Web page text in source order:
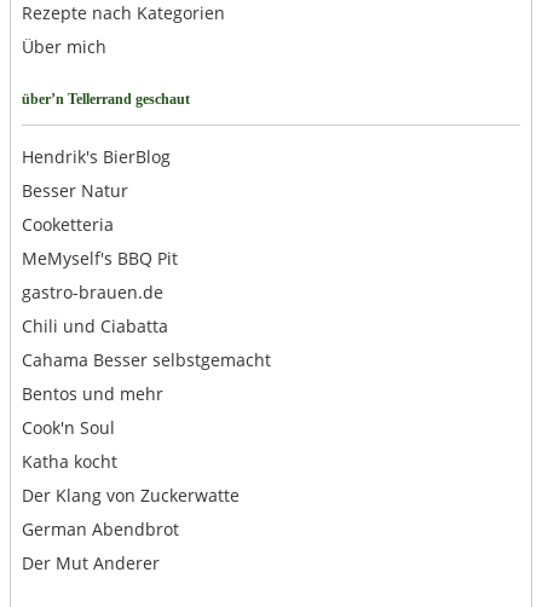
Rezepte nach Kategorien
Über mich
über’n Tellerrand geschaut
Hendrik's BierBlog
Besser Natur
Cooketteria
MeMyself's BBQ Pit
gastro-brauen.de
Chili und Ciabatta
Cahama Besser selbstgemacht
Bentos und mehr
Cook'n Soul
Katha kocht
Der Klang von Zuckerwatte
German Abendbrot
Der Mut Anderer